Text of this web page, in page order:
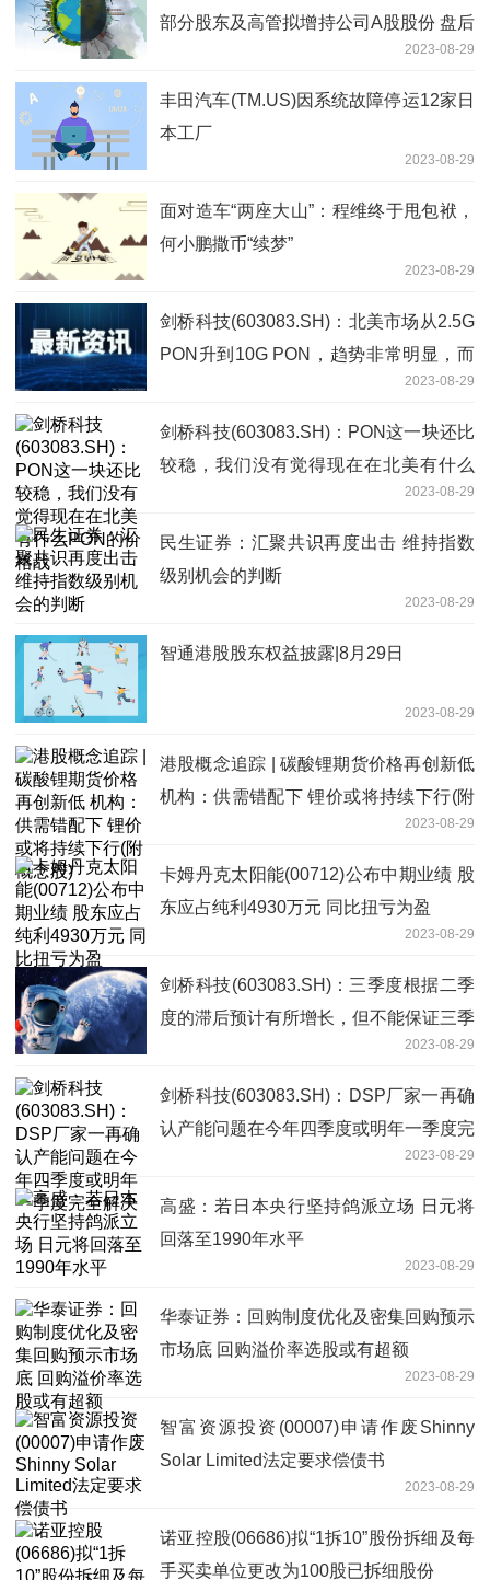
部分股东及高管拟增持公司A股股份 盘后
2023-08-29
丰田汽车(TM.US)因系统故障停运12家日
本工厂
2023-08-29
面对造车“两座大山”：程维终于甩包袱，
何小鹏撒币“续梦”
2023-08-29
剑桥科技(603083.SH)：北美市场从2.5G
PON升到10G PON，趋势非常明显，而
2023-08-29
剑桥科技(603083.SH)：PON这一块还比
较稳，我们没有觉得现在在北美有什么
2023-08-29
民生证券：汇聚共识再度出击 维持指数
级别机会的判断
2023-08-29
智通港股股东权益披露|8月29日
2023-08-29
港股概念追踪 | 碳酸锂期货价格再创新低
机构：供需错配下 锂价或将持续下行(附
2023-08-29
卡姆丹克太阳能(00712)公布中期业绩 股
东应占纯利4930万元 同比扭亏为盈
2023-08-29
剑桥科技(603083.SH)：三季度根据二季
度的滞后预计有所增长，但不能保证三季
2023-08-29
剑桥科技(603083.SH)：DSP厂家一再确
认产能问题在今年四季度或明年一季度完
2023-08-29
高盛：若日本央行坚持鸽派立场 日元将
回落至1990年水平
2023-08-29
华泰证券：回购制度优化及密集回购预示
市场底 回购溢价率选股或有超额
2023-08-29
智富资源投资(00007)申请作废Shinny
Solar Limited法定要求偿债书
2023-08-29
诺亚控股(06686)拟“1拆10”股份拆细及每
手买卖单位更改为100股已拆细股份